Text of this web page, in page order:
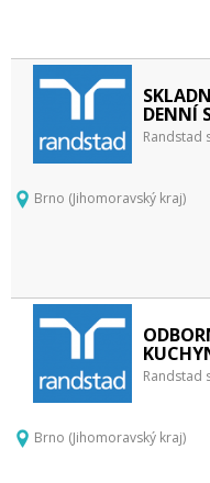
DENNÍ
Randstad
Brno (Jihomoravský kraj)
Randstad
Brno (Jihomoravský kraj)